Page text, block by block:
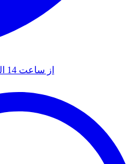
از ساعت 14 الی 20 روز های غیر تعطیل